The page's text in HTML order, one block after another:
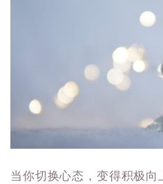
当你切换心态，变得积极向